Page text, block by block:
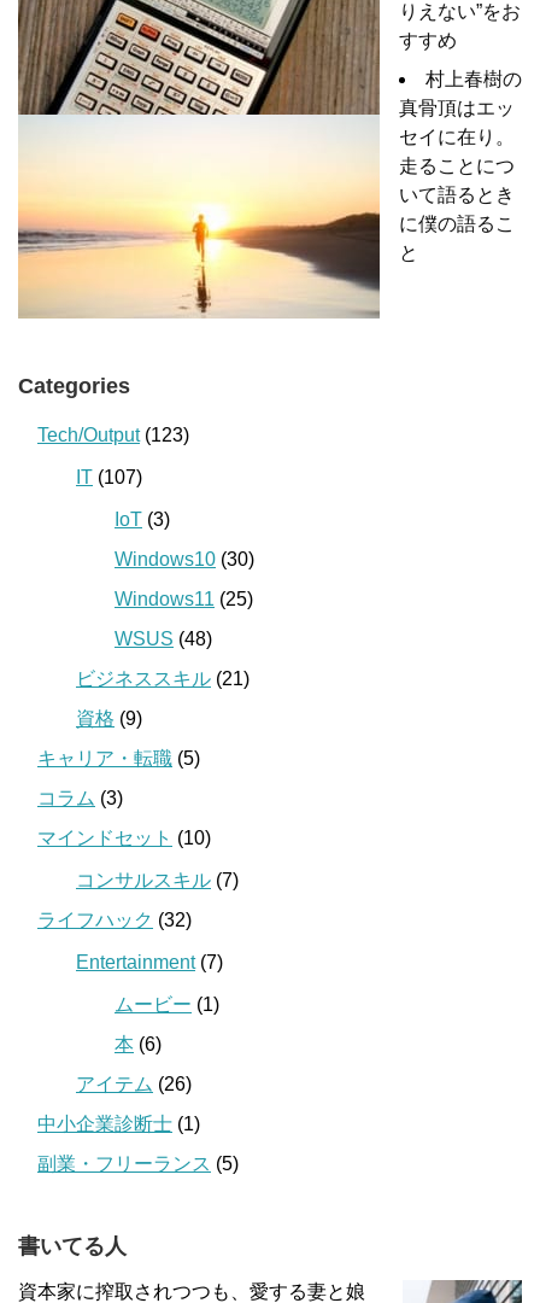
りえない”をお
すすめ
村上春樹の
真骨頂はエッ
セイに在り。
走ることにつ
いて語るとき
に僕の語るこ
と
Categories
Tech/Output(123)
IT (107)
IoT (3)
Windows10 (30)
Windows11 (25)
WSUS (48)
ビジネススキル (21)
資格 (9)
キャリア・転職 (5)
コラム (3)
マインドセット (10)
コンサルスキル (7)
ライフハック (32)
Entertainment(7)
ムービー (1)
本 (6)
アイテム (26)
中小企業診断士 (1)
副業・フリーランス (5)
書いてる人
資本家に搾取されつつも、愛する妻と娘